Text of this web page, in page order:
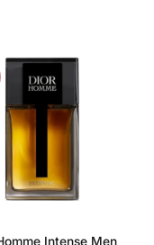
Intense Men